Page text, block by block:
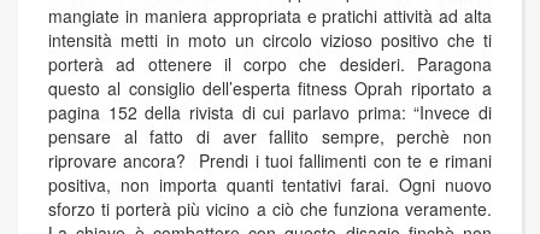
mangiate in maniera appropriata e pratichi attività ad alta
intensità metti in moto un circolo vizioso positivo che ti
porterà ad ottenere il corpo che desideri. Paragona
questo al consiglio dell’esperta fitness Oprah riportato a
pagina 152 della rivista di cui parlavo prima: “Invece di
pensare al fatto di aver fallito sempre, perchè non
riprovare ancora? Prendi i tuoi fallimenti con te e rimani
positiva, non importa quanti tentativi farai. Ogni nuovo
sforzo ti porterà più vicino a ciò che funziona veramente.